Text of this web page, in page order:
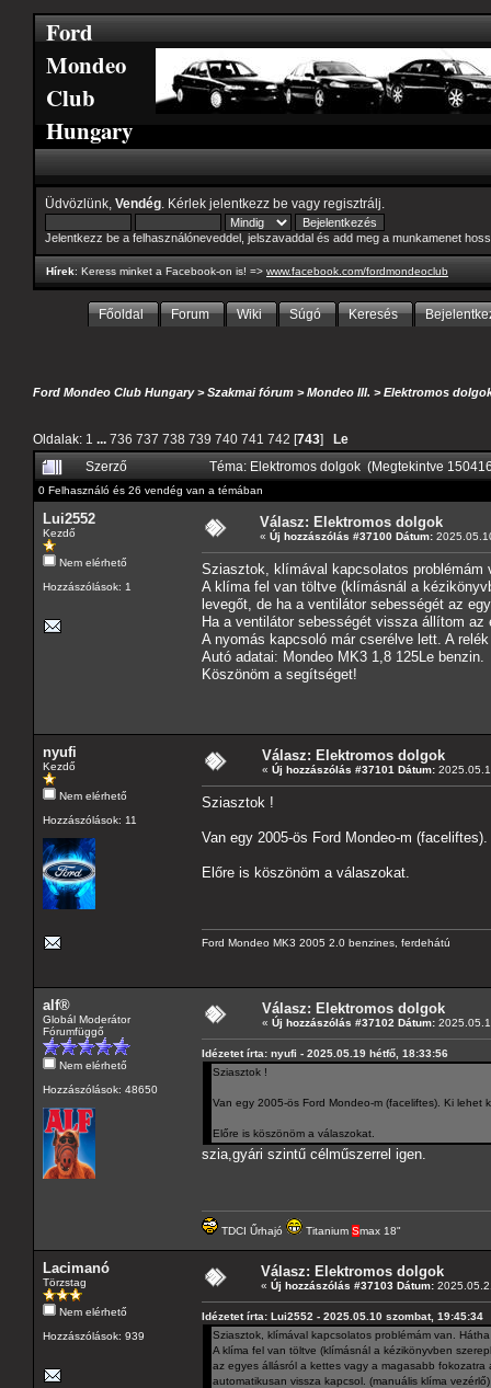
Ford
Mondeo
Club
Hungary
Üdvözlünk, Vendég . Kérlek jelentkezz be vagy regisztrálj
Jelentkezz be a felhasználóneveddel, jelszavaddal és add meg a munkamenet
Hírek: Keress minket a Facebook-on is! => www.facebook.com/fordmondeoclub
Főoldal Forum Wiki Súgó Keresés
Ford Mondeo Club Hungary>Szakmai fórum >Mondeo III. >Elektromos
Oldalak: 1 ... 736 737 738 739 740 741 742 [743] Le
Szerző
Téma: Elektromos dolgok (Megtekintve
0 Felhasználó és 26 vendég van a témában
Lui2552
Kezdő
Nem elérhető
Hozzászólások: 1
Válasz: Elektromos dolgok
« Új hozzászólás #37100 Dátum:
Sziasztok, klímával kapcsolatos problémám
A klíma fel van töltve (klímásnál a
levegőt, de ha a ventilátor sebességét az
Ha a ventilátor sebességét vissza állítom
A nyomás kapcsoló már cserélve lett. A
Autó adatai: Mondeo MK3 1,8 125Le benzin.
Köszönöm a segítséget!
nyufi
Kezdő
Nem elérhető
Hozzászólások: 11
Válasz: Elektromos dolgok
« Új hozzászólás #37101 Dátum:
Sziasztok !
Van egy 2005-ös Ford Mondeo-m
Előre is köszönöm a válaszokat.
Ford Mondeo MK3 2005 2.0 benzines, ferdehátú
alf®
Globál Moderátor
Fórumfüggő
Nem elérhető
Hozzászólások: 48650
Válasz: Elektromos dolgok
« Új hozzászólás #37102 Dátum:
Idézetet írta: nyufi - 2025.05.19 hétfő, 18:33:56
Sziasztok !
Van egy 2005-ös Ford Mondeo-m (faceliftes). Ki lehet
Előre is köszönöm a válaszokat.
szia,gyári szintű célműszerrel igen.
TDCI Űrhajó Titanium Smax 18"
Lacimanó
Törzstag
Nem elérhető
Hozzászólások: 939
Válasz: Elektromos dolgok
« Új hozzászólás #37103 Dátum:
Idézetet írta: Lui2552 - 2025.05.10 szombat, 19:45:34
Sziasztok, klímával kapcsolatos problémám van.
A klíma fel van töltve (klímásnál a kézikönyvben
az egyes állásról a kettes vagy a magasabb
automatikusan vissza kapcsol. (manuális klíma vezérlő)